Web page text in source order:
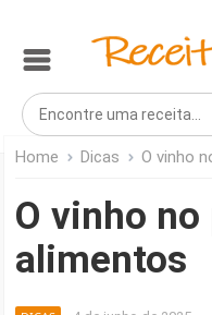
Home Dicas O vinho
O vinho
alimentos